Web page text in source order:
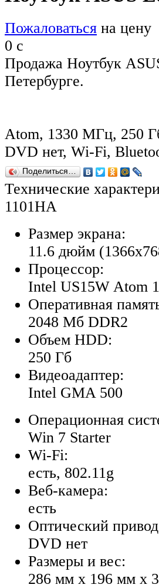
Пожаловаться на цену
0 c
Продажа Ноутбук
Петербурге.
Atom, 1330 МГц, 250
DVD нет, Wi-Fi,
Поделиться…
Технические
1101HA
Размер экрана:
11.6 дюйм
Процессор:
Intel US15W Atom
Оперативная
2048 Мб DDR2
Объем HDD:
250 Гб
Видеоадаптер:
Intel GMA 500
Операционная
Win 7 Starter
Wi-Fi:
есть, 802.11g
Веб-камера:
есть
Оптический
DVD нет
Размеры и вес:
286 мм x 196 мм x